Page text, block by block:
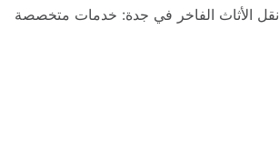
نقل الأثاث الفاخر في جدة: خدمات متخصصة